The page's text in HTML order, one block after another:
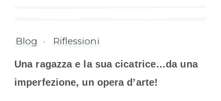
Blog Riflessioni
Una ragazza e la sua cicatrice…da una
imperfezione, un opera d’arte!